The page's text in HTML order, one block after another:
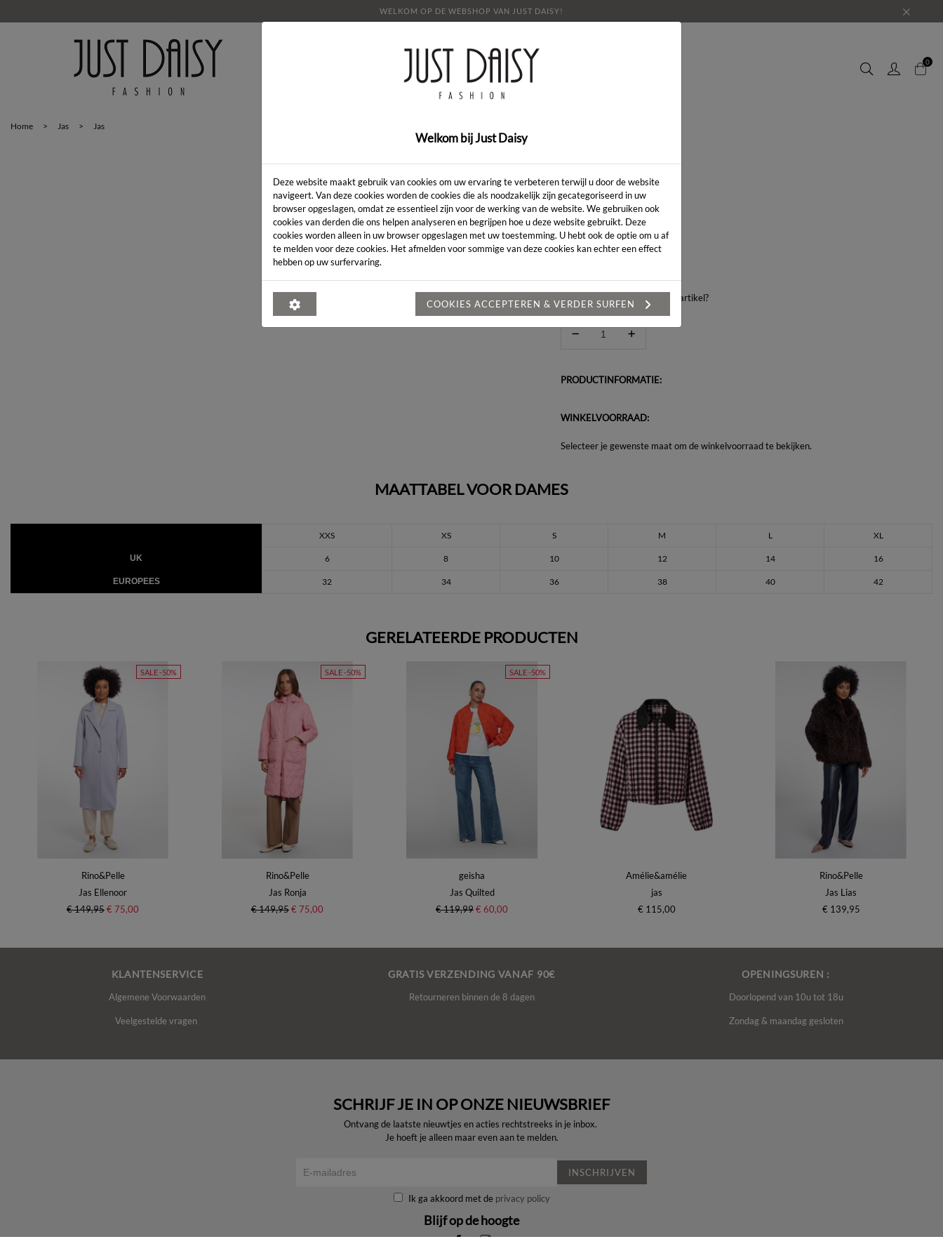
WELKOM OP DE WEBSHOP VAN JUST DAISY!
SALE OVER ONS LOOKBOOK
CONTACT
0
Home > Jas > Jas
LENGTE: *
KLEUR:
Heeft u een vraag over dit artikel?
PRODUCTINFORMATIE:
WINKELVOORRAAD:
Selecteer je gewenste maat om de winkelvoorraad te bekijken.
MAATTABEL VOOR DAMES
XXS XS S M L XL
UK 6 8 10 12 14 16
EUROPEES 32 34 36 38 40 42
GERELATEERDE PRODUCTEN
SALE -50%
Rino&Pelle
Jas Ellenoor
€ 149,95€ 75,00
SALE -50%
Rino&Pelle
Jas Ronja
€ 149,95€ 75,00
SALE -50%
geisha
Jas Quilted
€ 119,99€ 60,00
Amélie&amélie
jas
€ 115,00
Rino&Pelle
Jas Lias
€ 139,95
KLANTENSERVICE
Algemene Voorwaarden
Veelgestelde vragen
GRATIS VERZENDING VANAF 90€
Retourneren binnen de 8 dagen
OPENINGSUREN :
Doorlopend van 10u tot 18u
Zondag & maandag gesloten
Welkom bij Just Daisy
Deze website maakt gebruik van cookies om uw ervaring te verbeteren terwijl u door de website
navigeert. Van deze cookies worden de cookies die als noodzakelijk zijn gecategoriseerd in uw
browser opgeslagen, omdat ze essentieel zijn voor de werking van de website. We gebruiken ook
cookies van derden die ons helpen analyseren en begrijpen hoe u deze website gebruikt. Deze
cookies worden alleen in uw browser opgeslagen met uw toestemming. U hebt ook de optie om u af
te melden voor deze cookies. Het afmelden voor sommige van deze cookies kan echter een effect
hebben op uw surfervaring.
COOKIES ACCEPTEREN & VERDER SURFEN
SCHRIJF JE IN OP ONZE NIEUWSBRIEF
Ontvang de laatste nieuwtjes en acties rechtstreeks in je inbox.
Je hoeft je alleen maar even aan te melden.
INSCHRIJVEN
Ik ga akkoord met de privacy policy
Blijf op de hoogte